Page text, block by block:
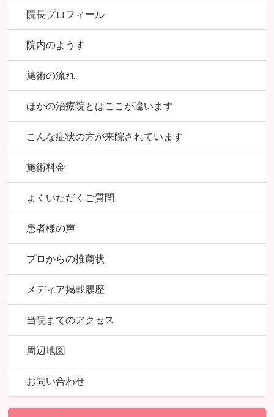
院長プロフィール
院内のようす
施術の流れ
ほかの治療院とはここが違います
こんな症状の方が来院されています
施術料金
よくいただくご質問
患者様の声
プロからの推薦状
メディア掲載履歴
当院までのアクセス
周辺地図
お問い合わせ